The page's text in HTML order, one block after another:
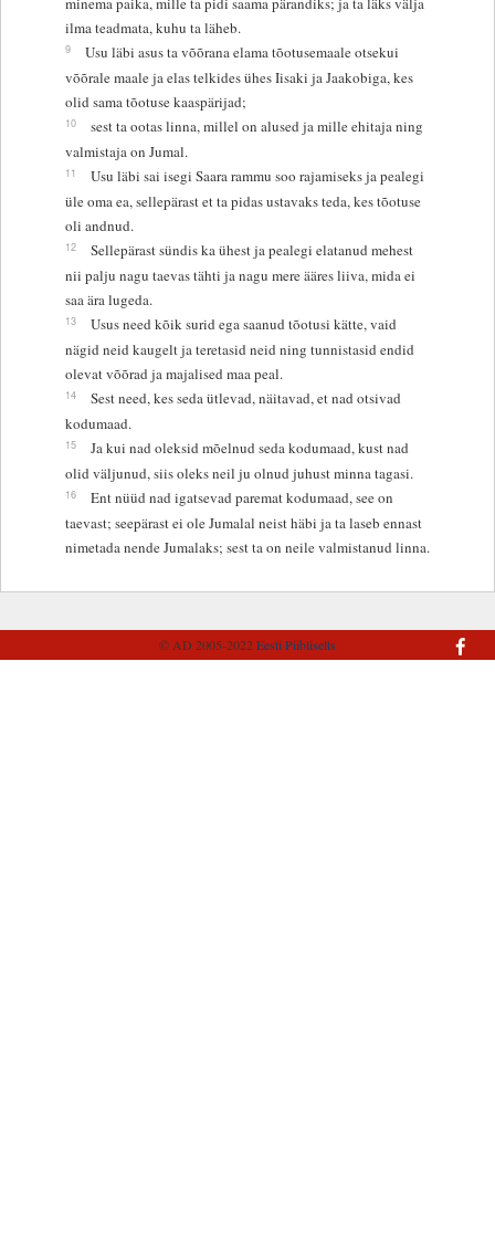
ilma teadmata, kuhu ta läheb.
9
Usu läbi asus ta võõrana elama tõotusemaale otsekui
võõrale maale ja elas telkides ühes Iisaki ja Jaakobiga, kes
olid sama tõotuse kaaspärijad;
10
sest ta ootas linna, millel on alused ja mille ehitaja ning
valmistaja on Jumal.
11
Usu läbi sai isegi Saara rammu soo rajamiseks ja pealegi
üle oma ea, sellepärast et ta pidas ustavaks teda, kes tõotuse
oli andnud.
12
Sellepärast sündis ka ühest ja pealegi elatanud mehest
nii palju nagu taevas tähti ja nagu mere ääres liiva, mida ei
saa ära lugeda.
13
Usus need kõik surid ega saanud tõotusi kätte, vaid
nägid neid kaugelt ja teretasid neid ning tunnistasid endid
olevat võõrad ja majalised maa peal.
14
Sest need, kes seda ütlevad, näitavad, et nad otsivad
kodumaad.
15
Ja kui nad oleksid mõelnud seda kodumaad, kust nad
olid väljunud, siis oleks neil ju olnud juhust minna tagasi.
16
Ent nüüd nad igatsevad paremat kodumaad, see on
taevast; seepärast ei ole Jumalal neist häbi ja ta laseb ennast
nimetada nende Jumalaks; sest ta on neile valmistanud linna.
© AD 2005-2022Eesti Piibliselts